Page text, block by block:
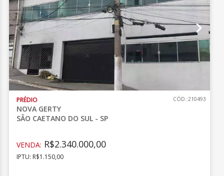
PRÉDIO
NOVA GERTY
SÃO CAETANO DO SUL - SP
CÓD.:210493
VENDA: R$2.340.000,00
IPTU: R$1.150,00